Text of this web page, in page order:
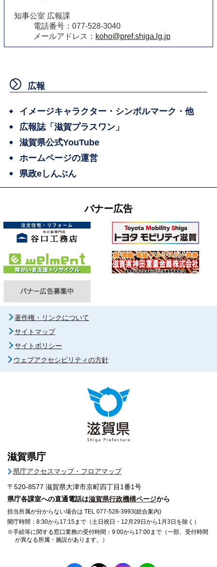
知事公室 広報課
電話番号：077-528-3040
メールアドレス： koho@pref.shiga.lg.jp
広報
イメージキャラクター・シンボルマーク・他
広報誌「滋賀プラスワン」
滋賀県公式YouTube
ホームページの運営
県政eしんぶん
バナー広告
著作権・リンクについて
サイトマップ
サイトポリシー
ウェブアクセシビリティの方針
滋賀県庁
県庁アクセスマップ・フロアマップ
〒520-8577 滋賀県大津市京町四丁目1番1号
県庁各課室への直通電話は滋賀県行政機構ページから
担当所属が分からない場合は TEL 077-528-3993(総合案内)
開庁時間：8:30から17:15まで（土日祝日・12月29日から1月3日を除く）
※手続等に関する窓口業務の受付時間：9:00から17:00まで（一部、受付時間
が異なる所属・施設があります。）